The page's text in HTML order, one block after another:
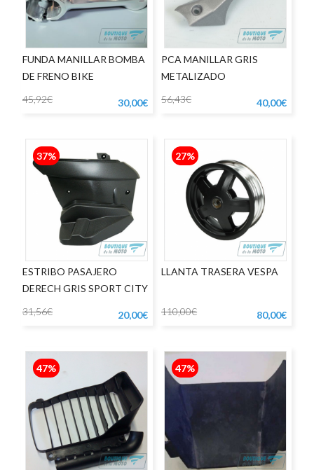
FUNDA MANILLAR BOMBA
DE FRENO BIKE
45,92€
30,00€
PCA MANILLAR GRIS
METALIZADO
56,43€
40,00€
37%
ESTRIBO PASAJERO
DERECH GRIS SPORT CITY
31,56€
20,00€
27%
LLANTA TRASERA VESPA
110,00€ 80,00€
47% 47%